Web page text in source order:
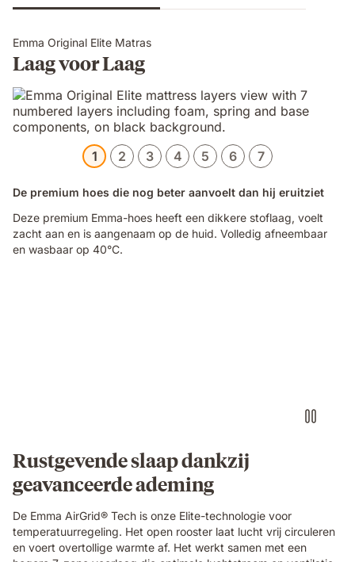
Emma Original Elite Matras
Laag voor Laag
1 2 3 4 5 6 7
De premium hoes die nog beter aanvoelt dan hij eruitziet
Deze premium Emma-hoes heeft een dikkere stoflaag, voelt
zacht aan en is aangenaam op de huid. Volledig afneembaar
en wasbaar op 40°C.
the
Emma
Original
Elite
mattress,
showing
Rustgevende slaap dankzij
geavanceerde ademing
De Emma AirGrid® Tech is onze Elite-technologie voor
temperatuurregeling. Het open rooster laat lucht vrij circuleren
en voert overtollige warmte af. Het werkt samen met een